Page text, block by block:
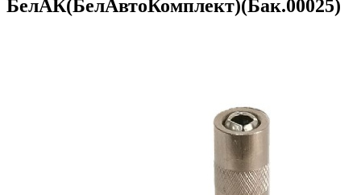
БелАК(БелАвтоКомплект)(Бак.00025)